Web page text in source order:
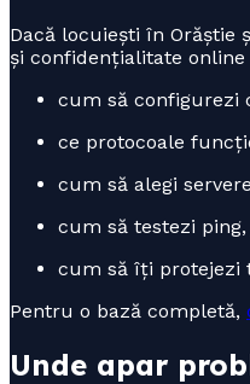
Dacă locuiești în Orăștie
și confidențialitate
cum să configurezi
ce protocoale
cum să alegi
cum să testezi
cum să îți protejezi
Pentru o bază completă,
Unde apar